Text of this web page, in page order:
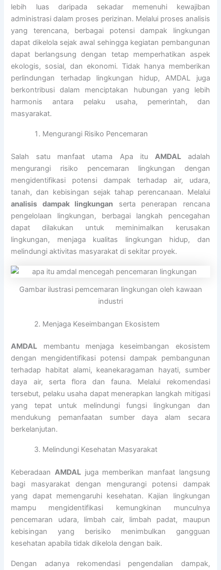
lebih luas daripada sekadar memenuhi kewajiban
administrasi dalam proses perizinan. Melalui proses analisis
yang terencana, berbagai potensi dampak lingkungan
dapat dikelola sejak awal sehingga kegiatan pembangunan
dapat berlangsung dengan tetap memperhatikan aspek
ekologis, sosial, dan ekonomi. Tidak hanya memberikan
perlindungan terhadap lingkungan hidup, AMDAL juga
berkontribusi dalam menciptakan hubungan yang lebih
harmonis antara pelaku usaha, pemerintah, dan
masyarakat.
Mengurangi Risiko Pencemaran
Salah satu manfaat utama Apa itu AMDALadalah
mengurangi risiko pencemaran lingkungan dengan
mengidentifikasi potensi dampak terhadap air, udara,
tanah, dan kebisingan sejak tahap perencanaan. Melalui
analisis dampak lingkungan serta penerapan rencana
pengelolaan lingkungan, berbagai langkah pencegahan
dapat dilakukan untuk meminimalkan kerusakan
lingkungan, menjaga kualitas lingkungan hidup, dan
melindungi aktivitas masyarakat di sekitar proyek.
Gambar ilustrasi pemcemaran lingkungan oleh kawaan
industri
Menjaga Keseimbangan Ekosistem
AMDAL membantu menjaga keseimbangan ekosistem
dengan mengidentifikasi potensi dampak pembangunan
terhadap habitat alami, keanekaragaman hayati, sumber
daya air, serta flora dan fauna. Melalui rekomendasi
tersebut, pelaku usaha dapat menerapkan langkah mitigasi
yang tepat untuk melindungi fungsi lingkungan dan
mendukung pemanfaatan sumber daya alam secara
berkelanjutan.
Melindungi Kesehatan Masyarakat
KeberadaanAMDAL juga memberikan manfaat langsung
bagi masyarakat dengan mengurangi potensi dampak
yang dapat memengaruhi kesehatan. Kajian lingkungan
mampu mengidentifikasi kemungkinan munculnya
pencemaran udara, limbah cair, limbah padat, maupun
kebisingan yang berisiko menimbulkan gangguan
kesehatan apabila tidak dikelola dengan baik.
Dengan adanya rekomendasi pengendalian dampak,